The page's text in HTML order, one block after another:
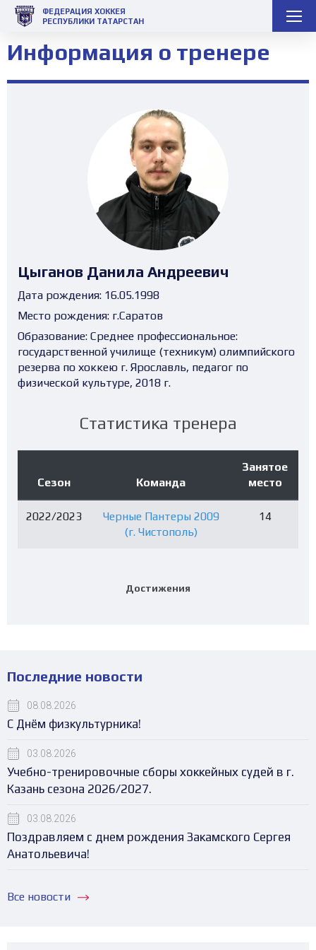
ФЕДЕРАЦИЯ ХОККЕЯ
РЕСПУБЛИКИ ТАТАРСТАН
Информация о тренере
Цыганов Данила Андреевич
Дата рождения: 16.05.1998
Место рождения: г.Саратов
Образование: Среднее профессиональное:
государственной училище (техникум) олимпийского
резерва по хоккею г. Ярославль, педагог по
физической культуре, 2018 г.
Статистика тренера
Сезон Команда
Занятое
место
2022/2023
Черные Пантеры 2009
(г. Чистополь)
14
Достижения
Последние новости
08.08.2026
С Днём физкультурника!
03.08.2026
Учебно-тренировочные сборы хоккейных судей в г.
Казань сезона 2026/2027.
03.08.2026
Поздравляем с днем рождения Закамского Сергея
Анатольевича!
Все новости